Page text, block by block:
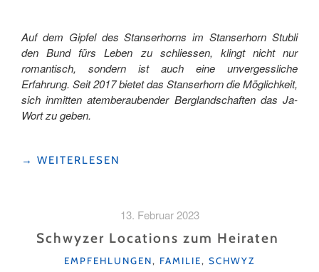
Auf dem Gipfel des Stanserhorns im Stanserhorn Stubli
den Bund fürs Leben zu schliessen, klingt nicht nur
romantisch, sondern ist auch eine unvergessliche
Erfahrung. Seit 2017 bietet das Stanserhorn die Möglichkeit,
sich inmitten atemberaubender Berglandschaften das Ja-
Wort zu geben.
"HEIRATEN
HOCHZEITSABENTEUER
LUFTIGER
→ WEITERLESEN
13. Februar 2023
Schwyzer Locations zum Heiraten
KATEGORIEN
EMPFEHLUNGEN, FAMILIE, SCHWYZ